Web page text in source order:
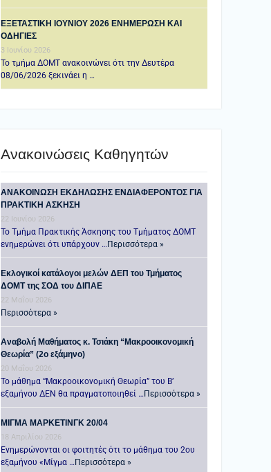
ΕΞΕΤΑΣΤΙΚΗ IOYNIOY 2026 ΕΝΗΜΕΡΩΣΗ ΚΑΙ
ΟΔΗΓΙΕΣ
3 Ιουνίου 2026
Το τμήμα ΔΟΜΤ ανακοινώνει ότι την Δευτέρα
08/06/2026 ξεκινάει η …
Ανακοινώσεις Καθηγητών
ANAKOINΩΣΗ ΕΚΔΗΛΩΣΗΣ ΕΝΔΙΑΦΕΡΟΝΤΟΣ ΓΙΑ
ΠΡΑΚΤΙΚΗ ΑΣΚΗΣΗ
22 Ιουνίου 2026
Το Τμήμα Πρακτικής Άσκησης του Τμήματος ΔΟΜΤ
ενημερώνει ότι υπάρχουν … Περισσότερα »
Εκλογικοί κατάλογοι μελών ΔΕΠ του Τμήματος
ΔΟΜΤ της ΣΟΔ του ΔΙΠΑΕ
22 Μαΐου 2026
Περισσότερα »
Αναβολή Μαθήματος κ. Τσιάκη “Μακροοικονομική
Θεωρία” (2ο εξάμηνο)
20 Μαΐου 2026
Το μάθημα “Μακροοικονομική Θεωρία” του Β’
εξαμήνου ΔΕΝ θα πραγματοποιηθεί … Περισσότερα »
ΜΙΓΜΑ ΜΑΡΚΕΤΙΝΓΚ 20/04
18 Απριλίου 2026
Ενημερώνονται οι φοιτητές ότι το μάθημα του 2ου
εξαμήνου «Μίγμα … Περισσότερα »